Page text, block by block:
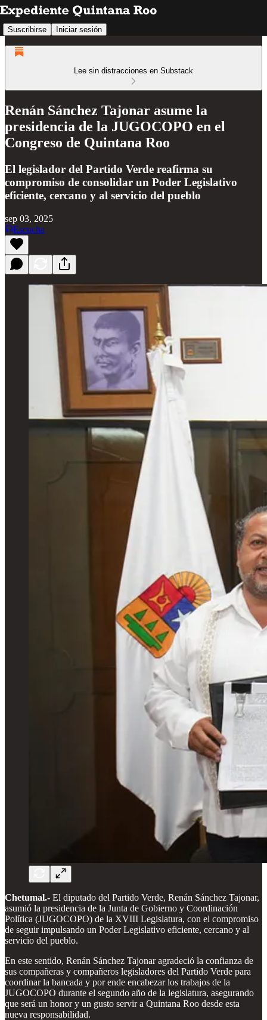
Suscribirse Iniciar sesión
Lee sin distracciones en Substack
Renán Sánchez Tajonar asume la
presidencia de la JUGOCOPO en el
Congreso de Quintana Roo
El legislador del Partido Verde reafirma su
compromiso de consolidar un Poder Legislativo
eficiente, cercano y al servicio del pueblo
sep 03, 2025
Escucha
Chetumal.- El diputado del Partido Verde, Renán Sánchez Tajonar,
asumió la presidencia de la Junta de Gobierno y Coordinación
Política (JUGOCOPO) de la XVIII Legislatura, con el compromiso
de seguir impulsando un Poder Legislativo eficiente, cercano y al
servicio del pueblo.
En este sentido, Renán Sánchez Tajonar agradeció la confianza de
sus compañeras y compañeros legisladores del Partido Verde para
coordinar la bancada y por ende encabezar los trabajos de la
JUGOCOPO durante el segundo año de la legislatura, asegurando
que será un honor y un gusto servir a Quintana Roo desde esta
nueva responsabilidad.